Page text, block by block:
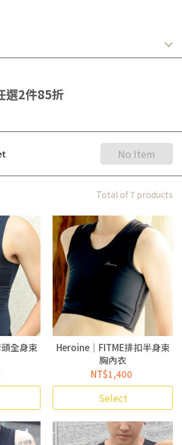
2件85折
No Item
Total of 7 products
全身束
Heroine｜FITME排扣半身束
胸內衣
NT$1,400
Select